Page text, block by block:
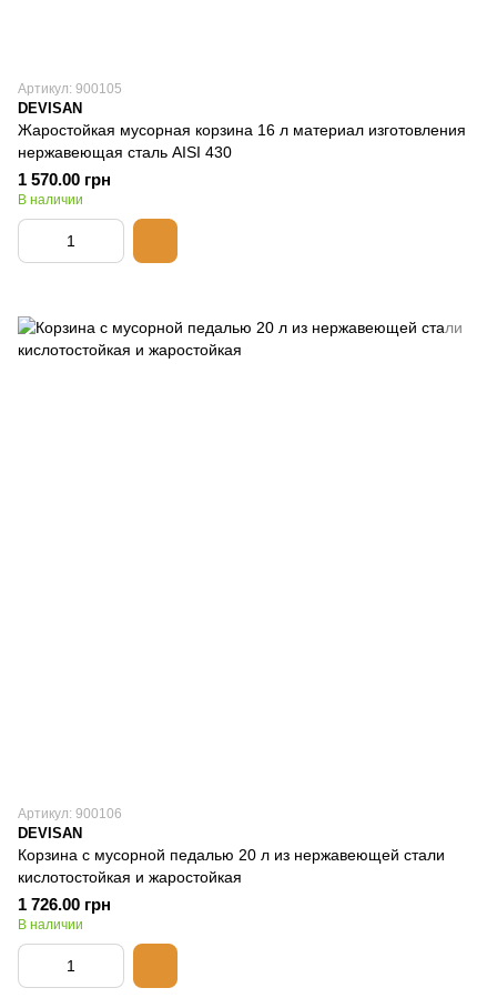
Артикул: 900105
DEVISAN
Жаростойкая мусорная корзина 16 л материал изготовления
нержавеющая сталь AISI 430
1 570.00 грн
В наличии
Артикул: 900106
DEVISAN
Корзина с мусорной педалью 20 л из нержавеющей стали
кислотостойкая и жаростойкая
1 726.00 грн
В наличии